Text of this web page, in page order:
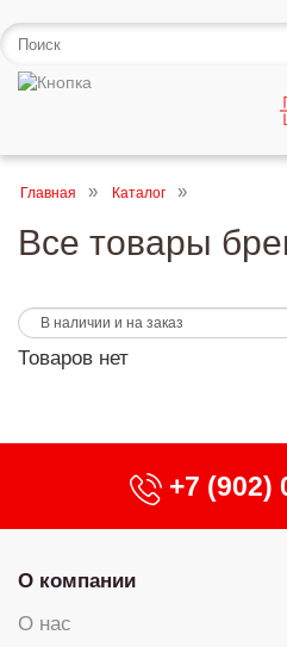
Главная Каталог
Все товары
Товаров нет
+7 (902)
О компании
О нас